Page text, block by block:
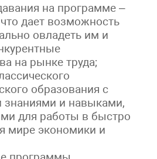
на программе –
дает возможность
овладеть им и
на рынке труда;
образования с
и навыками,
для работы в быстро
мире экономики и